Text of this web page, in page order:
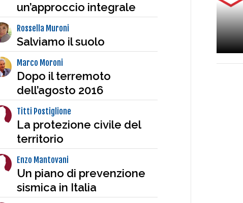
un’approccio integrale
Rossella Muroni
Salviamo il suolo
Marco Moroni
Dopo il terremoto
dell’agosto 2016
Titti Postiglione
La protezione civile del
territorio
Enzo Mantovani
Un piano di prevenzione
sismica in Italia